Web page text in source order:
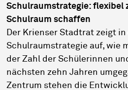
Schulraumstrategie: flexibel
Schulraum schaffen
Der Krienser Stadtrat zeigt in
Schulraumstrategie auf, wie
der Zahl der Schülerinnen
nächsten zehn Jahren
Zentrum stehen die